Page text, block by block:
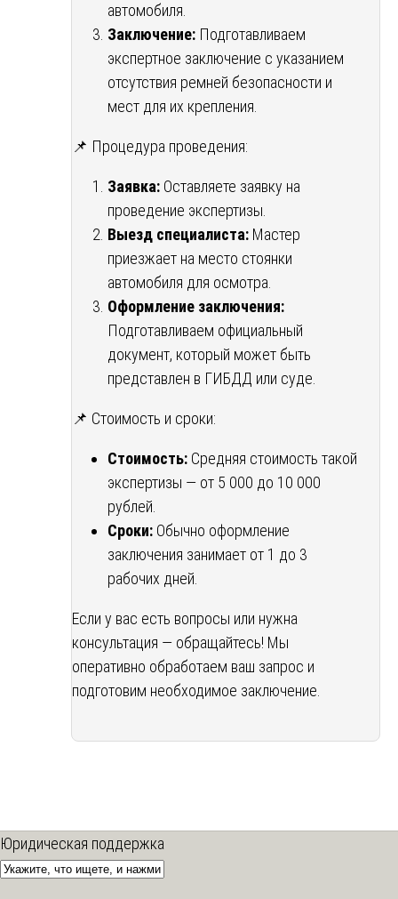
автомобиля.
Заключение: Подготавливаем
экспертное заключение с указанием
отсутствия ремней безопасности и
мест для их крепления.
📌 Процедура проведения:
Заявка: Оставляете заявку на
проведение экспертизы.
Выезд специалиста: Мастер
приезжает на место стоянки
автомобиля для осмотра.
Оформление заключения:
Подготавливаем официальный
документ, который может быть
представлен в ГИБДД или суде.
📌 Стоимость и сроки:
Стоимость: Средняя стоимость такой
экспертизы — от 5 000 до 10 000
рублей.
Сроки: Обычно оформление
заключения занимает от 1 до 3
рабочих дней.
Если у вас есть вопросы или нужна
консультация — обращайтесь! Мы
оперативно обработаем ваш запрос и
подготовим необходимое заключение.
Юридическая поддержка